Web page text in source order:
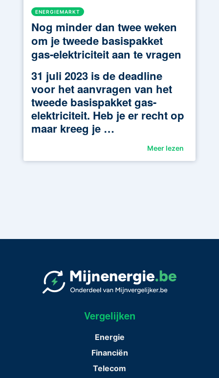
ENERGIEMARKT
Nog minder dan twee weken
om je tweede basispakket
gas-elektriciteit aan te vragen
31 juli 2023 is de deadline
voor het aanvragen van het
tweede basispakket gas-
elektriciteit. Heb je er recht op
maar kreeg je …
Meer lezen
Vergelijken
Energie
Financiën
Telecom